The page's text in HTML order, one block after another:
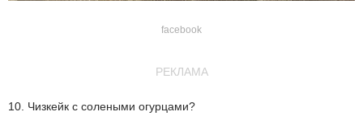
facebook
РЕКЛАМА
10. Чизкейк с солеными огурцами?